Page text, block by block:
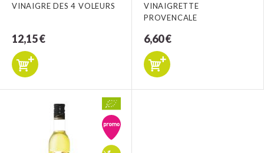
VINAIGRE DES 4 VOLEURS
12,15 €
VINAIGRETTE
PROVENCALE
6,60 €